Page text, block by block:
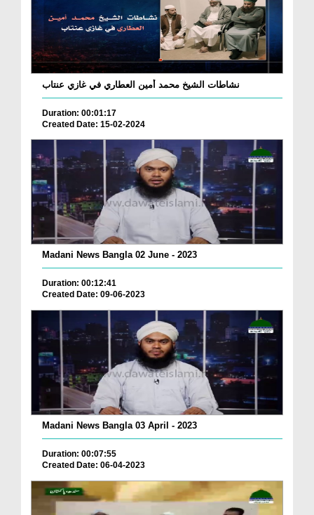
نشاطات الشيخ محمد أمين العطاري في غازي عنتاب
Duration: 00:01:17
Created Date: 15-02-2024
Madani News Bangla 02 June - 2023
Duration: 00:12:41
Created Date: 09-06-2023
Madani News Bangla 03 April - 2023
Duration: 00:07:55
Created Date: 06-04-2023